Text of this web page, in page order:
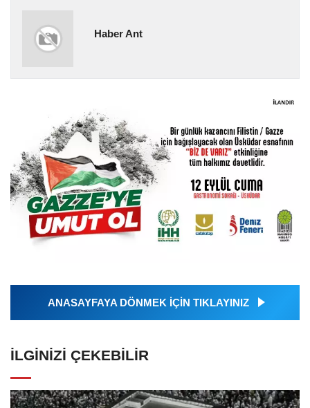
Haber Ant
ANASAYFAYA DÖNMEK İÇİN TIKLAYINIZ
İLGINIZI ÇEKEBILIR